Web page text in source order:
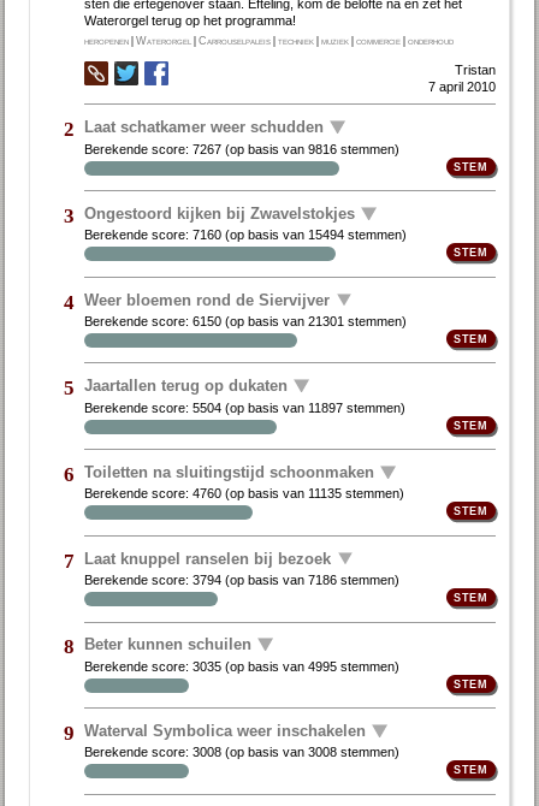
sten die er­te­gen­over staan. Ef­te­ling, kom de be­lof­te na en zet het
Water­orgel terug op het pro­gram­ma!
heropenen |Waterorgel |Carrouselpaleis |techniek |muziek |commercie |onderhoud
Tristan
7 april 2010
2 Laat schatkamer weer schudden
Berekende score:7267 (op basis van9816 stemmen)
3 Ongestoord kijken bij Zwavelstokjes
Berekende score:7160 (op basis van 15494 stemmen)
4 Weer bloemen rond de Siervijver
Berekende score:6150 (op basis van21301 stemmen)
5 Jaartallen terug op dukaten
Berekende score:5504 (op basis van 11897 stemmen)
6 Toiletten na sluitingstijd schoonmaken
Berekende score:4760 (op basis van 11135 stemmen)
7 Laat knuppel ranselen bij bezoek
Berekende score:3794 (op basis van7186 stemmen)
8 Beter kunnen schuilen
Berekende score:3035 (op basis van4995 stemmen)
9 Waterval Symbolica weer inschakelen
Berekende score:3008 (op basis van3008 stemmen)